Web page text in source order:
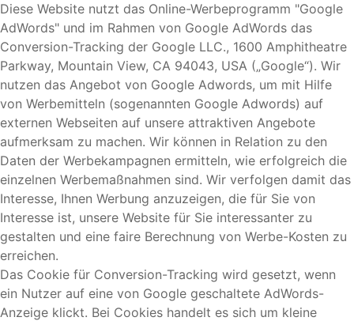
Diese Website nutzt das Online-Werbeprogramm "Google
AdWords" und im Rahmen von Google AdWords das
Conversion-Tracking der Google LLC., 1600 Amphitheatre
Parkway, Mountain View, CA 94043, USA („Google“). Wir
nutzen das Angebot von Google Adwords, um mit Hilfe
von Werbemitteln (sogenannten Google Adwords) auf
externen Webseiten auf unsere attraktiven Angebote
aufmerksam zu machen. Wir können in Relation zu den
Daten der Werbekampagnen ermitteln, wie erfolgreich die
einzelnen Werbemaßnahmen sind. Wir verfolgen damit das
Interesse, Ihnen Werbung anzuzeigen, die für Sie von
Interesse ist, unsere Website für Sie interessanter zu
gestalten und eine faire Berechnung von Werbe-Kosten zu
erreichen.
Das Cookie für Conversion-Tracking wird gesetzt, wenn
ein Nutzer auf eine von Google geschaltete AdWords-
Anzeige klickt. Bei Cookies handelt es sich um kleine